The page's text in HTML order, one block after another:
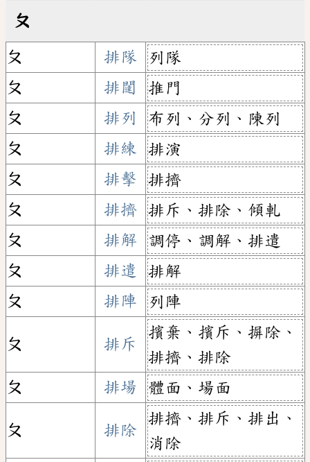
ㄆ
ㄆ 排隊
列隊
ㄆ
排闥
推門
ㄆ
排列
布列、分列、陳列
ㄆ
排練
排演
ㄆ
排擊
排擠
ㄆ
排擠
排斥、排除、傾軋
ㄆ
排解
調停、調解、排遣
ㄆ
排遣
排解
ㄆ
排陣 列陣
ㄆ 排斥
擯棄、擯斥、摒除、
排擠、排除
ㄆ
排場 體面、場面
ㄆ 排除
排擠、排斥、排出、
消除